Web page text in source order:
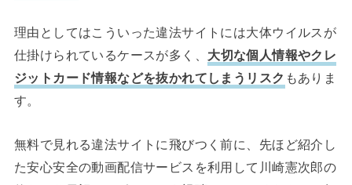
理由としてはこういった違法サイトには大体ウイルスが
仕掛けられているケースが多く、 大切な個人情報やクレ
ジットカード情報などを抜かれてしまうリスク もありま
す。
無料で見れる違法サイトに飛びつく前に、先ほど紹介し
た安心安全の動画配信サービスを利用して川崎憲次郎の